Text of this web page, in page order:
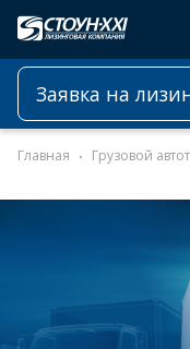
Заявка на
Главная Грузовой